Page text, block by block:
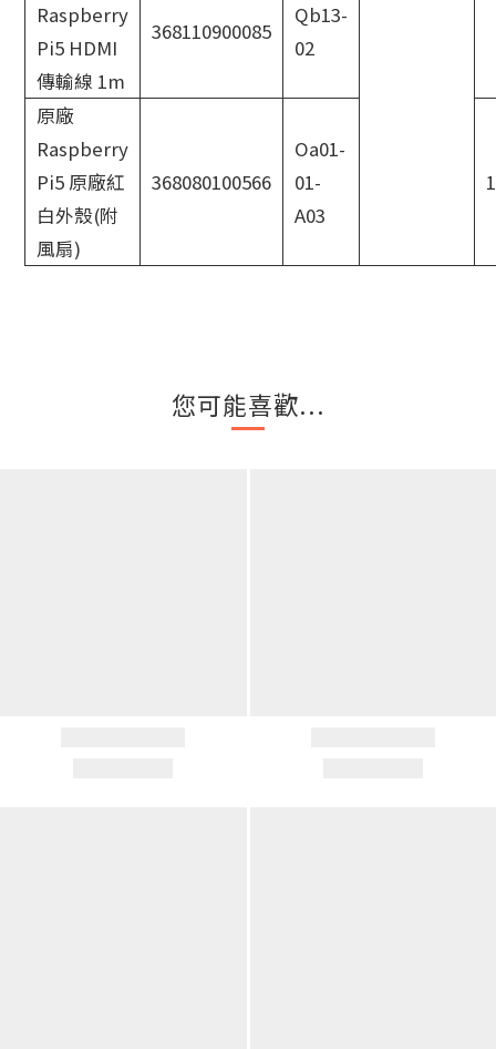
Raspberry
Pi5 HDMI
傳輸線 1m
368110900085
Qb13-
02
原廠
Raspberry
Pi5 原廠紅
白外殼(附
風扇)
368080100566
Oa01-
01-
A03
您可能喜歡...